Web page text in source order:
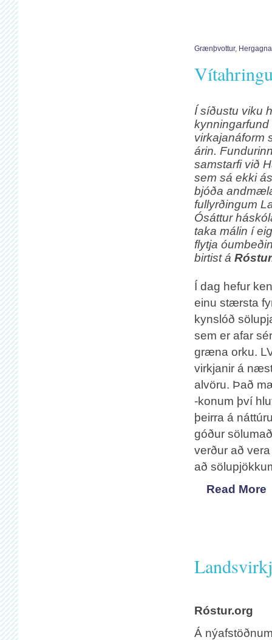
Grænþvottur,
Í síðustu viku
kynningarfund
virkajanáform
árin.
samstarfi við
sem sá ekki
bjóða
fullyrðingum
Ósáttur
taka málin í
flytja
birtist á
Í dag hefur
einu stærsta
kynslóð
sem er afar
græna orku.
virkjanir á
alvöru. Það
-konum því
þeirra á
góður
verður að
að
Read More
Róstur.org
Á